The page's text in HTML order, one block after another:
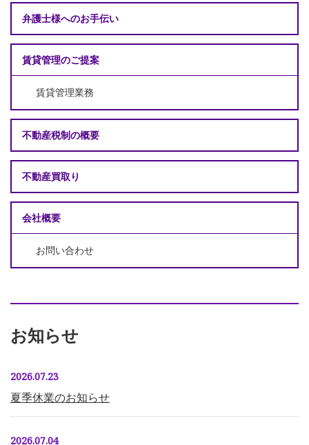
弁護士様へのお手伝い
賃貸管理のご提案
賃貸管理業務
不動産税制の概要
不動産買取り
会社概要
お問い合わせ
お知らせ
2026.07.23
夏季休業のお知らせ
2026.07.04